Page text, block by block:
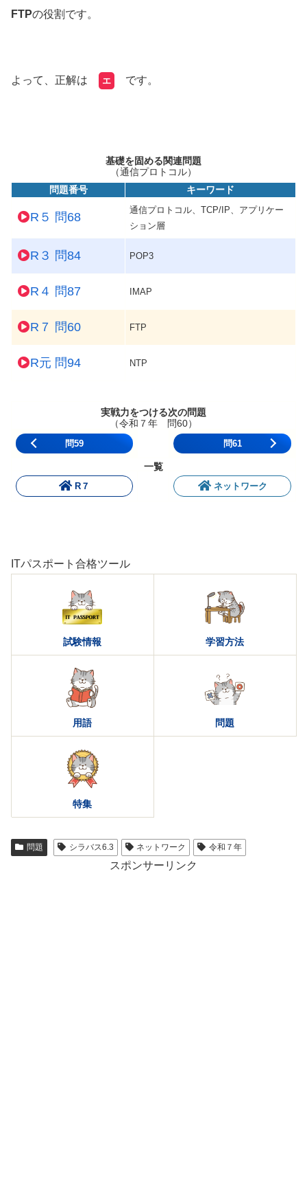
FTPの役割です。
よって、正解は エ です。
基礎を固める関連問題
（通信プロトコル）
問題番号
キーワード
R５ 問68
通信プロトコル、TCP/IP、アプリケー
ション層
R３ 問84 POP3
R４ 問87 IMAP
R７ 問60 FTP
R元 問94 NTP
実戦力をつける次の問題
（令和７年 問60）
問59 問61
一覧
R７ ネットワーク
ITパスポート合格ツール
試験情報 学習方法
用語 問題
特集
問題 シラバス6.3 ネットワーク 令和７年
スポンサーリンク